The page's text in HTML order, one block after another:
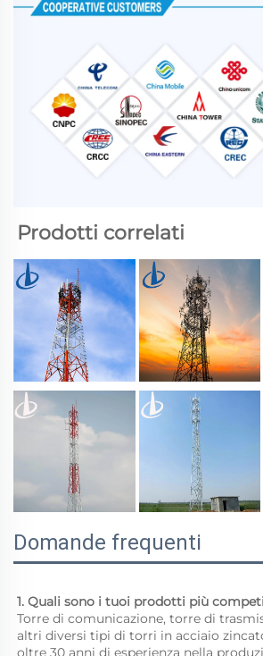
Prodotti correlati
Domande frequenti
1. Quali sono i tuoi prodotti più
Torre di comunicazione, torre di
altri diversi tipi di torri in acciaio
oltre 30 anni di esperienza nella